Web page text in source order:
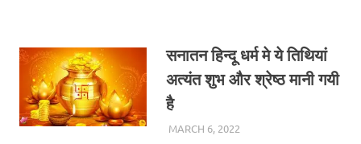
सनातन हिन्दू धर्म मे ये तिथियां
अत्यंत शुभ और श्रेष्ठ मानी गयी
है
MARCH 6, 2022